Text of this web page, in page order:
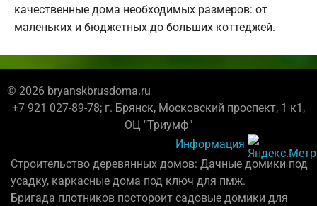
качественные дома необходимых размеров: от
маленьких и бюджетных до больших коттеджей.
© 2026 bryanskbrusdoma.ru
+7 921 027-89-78; г. Брянск, Московский проспект, 1 к1,
ОЦ "Триумф"
Информация
Строительство деревянных домов: Дачные домики под
усадку, каркасные дома под ключ для пмж.
Бригада плотников постороит садовые домики для